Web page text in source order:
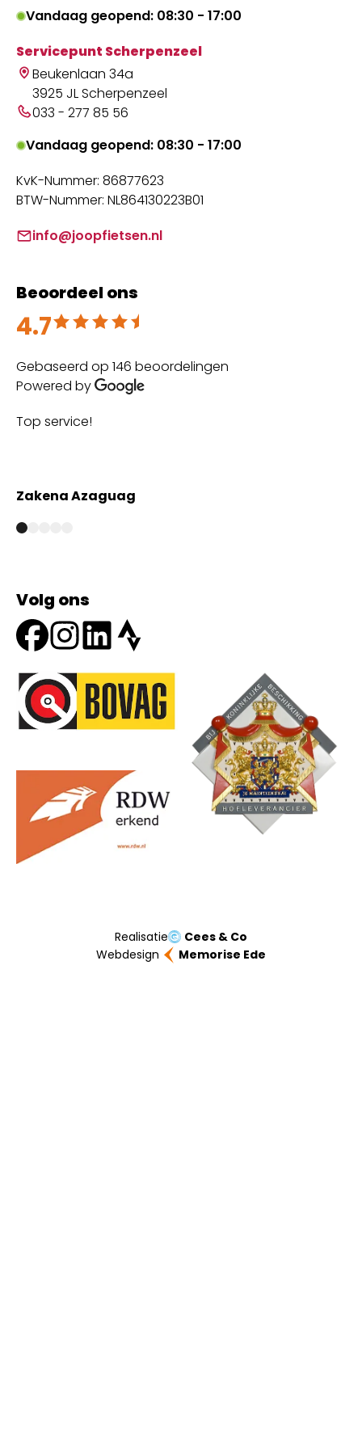
Vandaag geopend: 08:30 - 17:00
Servicepunt Scherpenzeel
Beukenlaan 34a
3925 JL Scherpenzeel
033 - 277 85 56
Vandaag geopend: 08:30 - 17:00
KvK-Nummer: 86877623
BTW-Nummer: NL864130223B01
info@joopfietsen.nl
Beoordeel ons
4.7
Beoordeeld met 4.7 uit 5
Gebaseerd op 146 beoordelingen
Powered by
Top service!
Zakena Azaguag
Volg ons
Onze partners
Realisatie
Cees & Co
Webdesign
Memorise Ede